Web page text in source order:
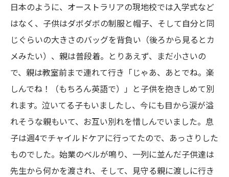
日本のように、オーストラリアの現地校では入学式など
はなく、子供はダボダボの制服と帽子、そして自分と同
じぐらいの大きさのバッグを背負い（後ろから見るとカ
メみたい）、親は普段着。とりあえず、まだ小さいの
で、親は教室前まで連れて行き「じゃあ、あとでね。楽
しんでね！（もちろん英語で）」と子供を抱きしめて別
れます。泣いてる子もいましたし、今にも目から涙が溢
れそうな親もいて、お互い別れを惜しんでいました。息
子は週4でチャイルドケアに行ってたので、あっさりした
ものでした。始業のベルが鳴り、一列に並んだ子供達は
先生から何かを渡され、そして、見守る親に渡しに行き